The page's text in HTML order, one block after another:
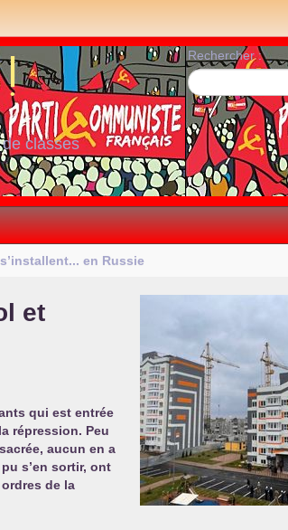
de classes
Rechercher :
en Russie
et
qui est entrée
répression. Peu
aucun en a
s’en sortir, ont
de la